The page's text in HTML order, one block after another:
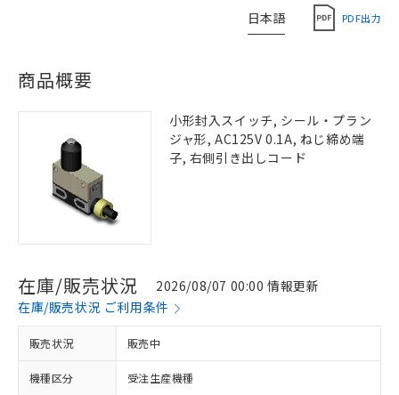
日本語 PDF出力
商品概要
小形封入スイッチ, シール・プラン
ジャ形, AC125V 0.1A, ねじ締め端
子, 右側引き出しコード
在庫/販売状況
2026/08/07 00:00 情報更新
在庫/販売状況 ご利用条件
販売状況 販売中
機種区分 受注生産機種